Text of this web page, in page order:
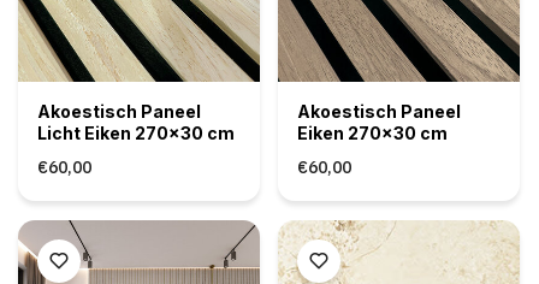
Akoestisch Paneel
Licht Eiken 270x30 cm
€60,00
Akoestisch Paneel
Eiken 270x30 cm
€60,00